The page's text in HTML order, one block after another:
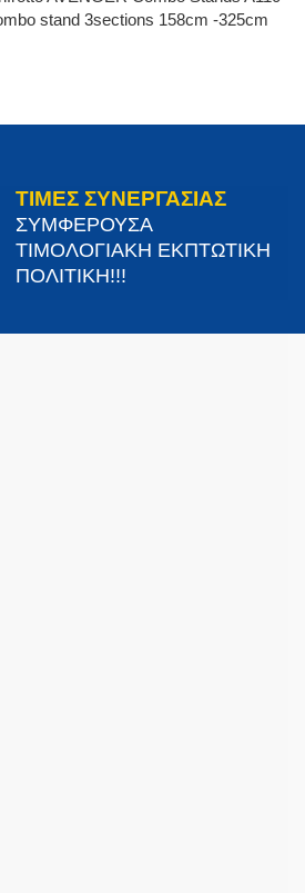
stand 3sections 158cm -325cm
ΤΙΜΕΣ ΣΥΝΕΡΓΑΣΙΑΣ
ΣΥΜΦΕΡΟΥΣΑ
ΤΙΜΟΛΟΓΙΑΚΗ ΕΚΠΤΩΤΙΚΗ
ΠΟΛΙΤΙΚΗ!!!